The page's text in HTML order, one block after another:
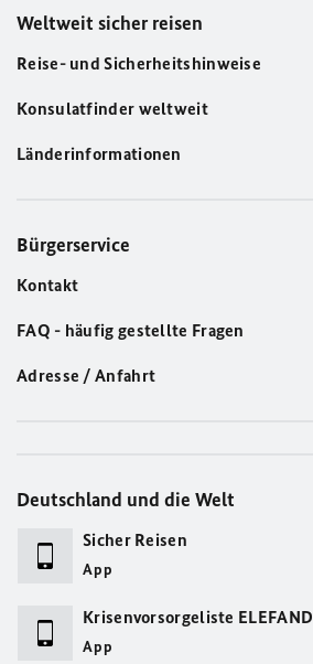
Weltweit sicher reisen
Reise- und Sicherheitshinweise
Konsulatfinder weltweit
Länderinformationen
Bürgerservice
Kontakt
FAQ - häufig gestellte Fragen
Adresse / Anfahrt
Deutschland und die Welt
Sicher Reisen
App
Krisenvorsorgeliste ELEFAND
App